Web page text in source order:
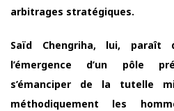
arbitrages stratégiques.
Saïd Chengriha, lui, paraît
l’émergence d’un pôle
s’émanciper de la tutelle
méthodiquement les